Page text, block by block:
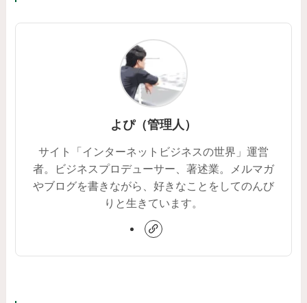
よぴ（管理人）
サイト「インターネットビジネスの世界」運営
者。ビジネスプロデューサー、著述業。メルマガ
やブログを書きながら、好きなことをしてのんび
りと生きています。